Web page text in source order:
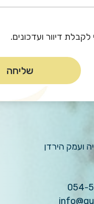
דיוור ועדכונים.
ועמק הירדן
054-